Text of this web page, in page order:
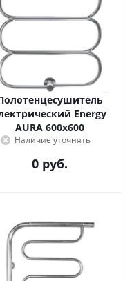
Energy
AURA 600x600
Наличие уточнять
0 руб.